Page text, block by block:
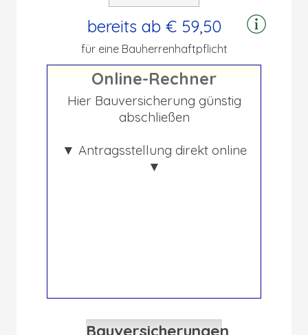
bereits ab € 59,50
für eine Bauherrenhaftpflicht
Online-Rechner
Hier Bauversicherung günstig
abschließen
▼ Antragsstellung direkt online
▼
Bauversicherungen